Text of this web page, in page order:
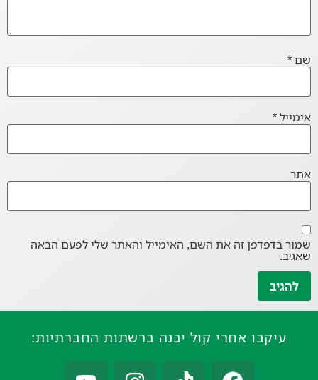
שם*
אימייל*
אתר
שמור בדפדפן זה את השם, האימייל והאתר שלי לפעם הבאה
שאגיב.
עיקבו אחרי קול יבנה ברשתות החברתיות: